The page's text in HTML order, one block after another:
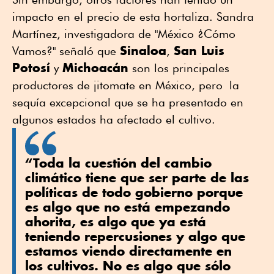
impacto en el precio de esta hortaliza. Sandra
Martínez, investigadora de "México ¿Cómo
Vamos?" señaló que Sinaloa, San Luis
Potosí y Michoacán son los principales
productores de jitomate en México, pero la
sequía excepcional que se ha presentado en
algunos estados ha afectado el cultivo.
“Toda la cuestión del cambio
climático tiene que ser parte de las
políticas de todo gobierno porque
es algo que no está empezando
ahorita, es algo que ya está
teniendo repercusiones y algo que
estamos viendo directamente en
los cultivos. No es algo que sólo